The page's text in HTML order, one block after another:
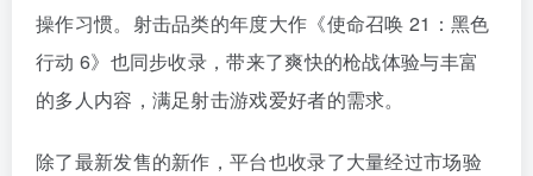
操作习惯。射击品类的年度大作《使命召唤 21：黑色
行动 6》也同步收录，带来了爽快的枪战体验与丰富
的多人内容，满足射击游戏爱好者的需求。
除了最新发售的新作，平台也收录了大量经过市场验